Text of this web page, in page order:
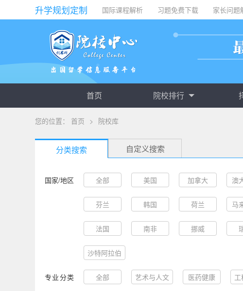
升学规划定制 国际课程解析 习题免费下载 家长问题
首页 院校排行
您的位置： 首页 > 院校库
分类搜索 自定义搜索
国家/地区 全部 美国 加拿大 澳
芬兰 韩国 荷兰 马
法国 南非 挪威
沙特阿拉伯
专业分类 全部 艺术与人文 医药健康 工